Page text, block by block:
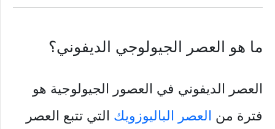
ما هو العصر الجيولوجي الديفوني؟
العصر الديفوني في العصور الجيولوجية هو
فترة من العصر الباليوزويك التي تتبع العصر